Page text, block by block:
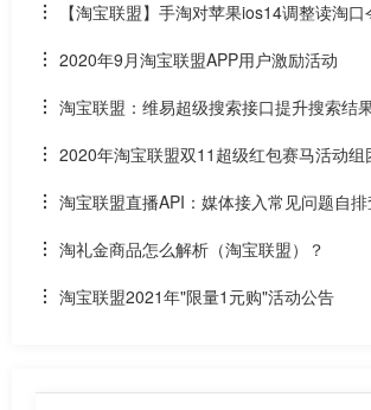
线） 【淘宝联盟】手淘对苹果ios14调整读淘口
2020年9月淘宝联盟APP用户激励活动
淘宝联盟：维易超级搜索接口提升搜索结
化 2020年淘宝联盟双11超级红包赛马活动组
淘宝联盟直播API：媒体接入常见问题自
淘礼金商品怎么解析（淘宝联盟）？
淘宝联盟2021年"限量1元购"活动公告